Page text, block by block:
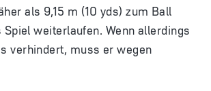
als 9,15 m (10 yds) zum Ball
weiterlaufen. Wenn allerdings
verhindert, muss er wegen